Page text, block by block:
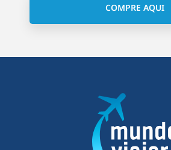
COMPRE AQUI